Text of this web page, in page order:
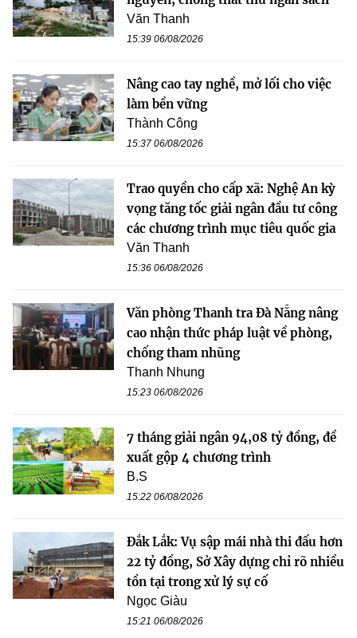
Văn Thanh
15:39 06/08/2026
Nâng cao tay nghề, mở lối cho việc
làm bền vững
Thành Công
15:37 06/08/2026
Trao quyền cho cấp xã: Nghệ An kỳ
vọng tăng tốc giải ngân đầu tư công
các chương trình mục tiêu quốc gia
Văn Thanh
15:36 06/08/2026
Văn phòng Thanh tra Đà Nẵng nâng
cao nhận thức pháp luật về phòng,
chống tham nhũng
Thanh Nhung
15:23 06/08/2026
7 tháng giải ngân 94,08 tỷ đồng, đề
xuất gộp 4 chương trình
B.S
15:22 06/08/2026
Đắk Lắk: Vụ sập mái nhà thi đấu hơn
22 tỷ đồng, Sở Xây dựng chỉ rõ nhiều
tồn tại trong xử lý sự cố
Ngọc Giàu
15:21 06/08/2026